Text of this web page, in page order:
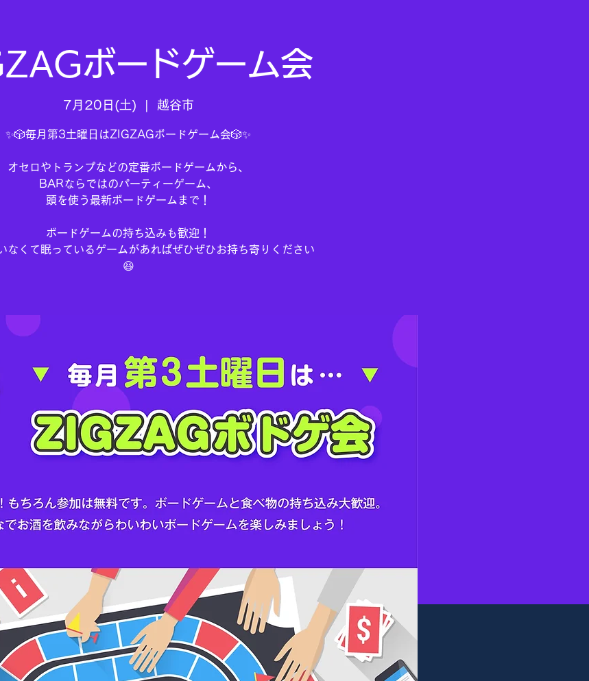
ボードゲーム会
7月20日(土) 越谷市
✨🎲毎月第3土曜日はZIGZAGボードゲーム会🎲✨
オセロやトランプなどの定番ボードゲームから、
BARならではのパーティーゲーム、
頭を使う最新ボードゲームまで！
ボードゲームの持ち込みも歓迎！
なくて眠っているゲームがあればぜひぜひお持ち寄りください
😆